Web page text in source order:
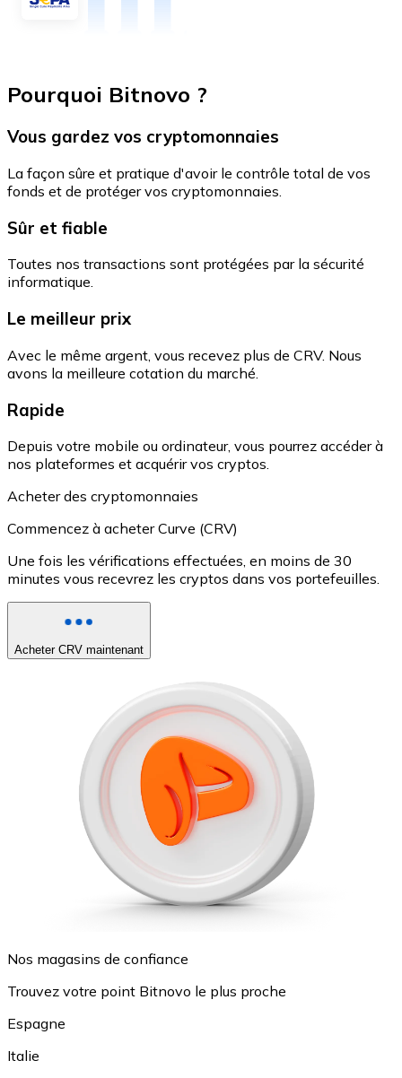
Pourquoi Bitnovo ?
Vous gardez vos cryptomonnaies
La façon sûre et pratique d'avoir le contrôle total de vos
fonds et de protéger vos cryptomonnaies.
Sûr et fiable
Toutes nos transactions sont protégées par la sécurité
informatique.
Le meilleur prix
Avec le même argent, vous recevez plus de CRV. Nous
avons la meilleure cotation du marché.
Rapide
Depuis votre mobile ou ordinateur, vous pourrez accéder à
nos plateformes et acquérir vos cryptos.
Acheter des cryptomonnaies
Commencez à acheter Curve (CRV)
Une fois les vérifications effectuées, en moins de 30
minutes vous recevrez les cryptos dans vos portefeuilles.
Acheter CRV maintenant
Nos magasins de confiance
Trouvez votre point Bitnovo le plus proche
Espagne
Italie